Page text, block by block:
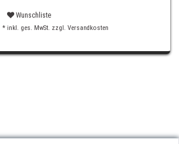
Wunschliste
* inkl. ges. MwSt. zzgl. Versandkosten